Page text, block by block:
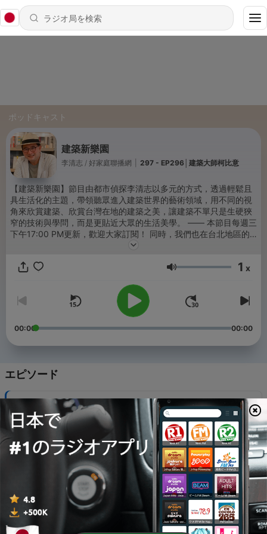
ポッドキャスト
建築新樂園
李清志 / 好家庭聯播網 297 - EP296│建築大師柯比意
【建築新樂園】節目由都市偵探李清志以多元的方式，透過輕鬆且
具生活化的主題，帶領聽眾進入建築世界的藝術領域，用不同的視
角來欣賞建築、欣賞台灣在地的建築之美，讓建築不單只是生硬狹
窄的技術與學問，而是更貼近大眾的生活美學。 —— 本節目每週三
下午17:00 PM更新，歡迎大家訂閱！ 同時，我們也在台北地區的
廣播頻道FM91.3，台中地區的廣播頻道FM97.7，以及Bravo電台官
https://www.facebook.com/bravofm913 Bravo電台官網：
音量 1 x
00:00 00:00
エピソード
EP296│建築大師柯比意
05 8月 2026
296 - EP295│柯比意
05 8月 2026
EP294│何震寰─《札哈．哈蒂作品全集》
22 7月 2026
294 - EP293│老黑《老黑看世界：換個地方過生活，換個方
式過人生》